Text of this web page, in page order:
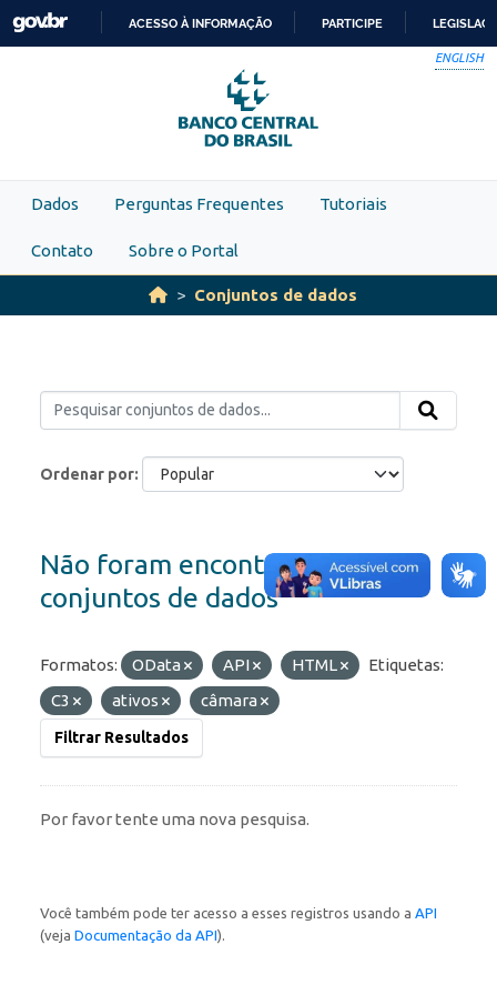
Skip to main content
PARA
O
CONTEÚDO
ACESSO À INFORMAÇÃO PARTICIPE
ENGLISH
Dados Perguntas Frequentes Tutoriais
Contato Sobre o Portal
Conjuntos de dados
Ordenar por
Não foram encontrados
conjuntos de dados
Formatos: OData API HTML
Etiquetas:
C3
ativos câmara
Filtrar Resultados
Por favor tente uma nova pesquisa.
Você também pode ter acesso a esses registros usando a API
(veja Documentação da API).